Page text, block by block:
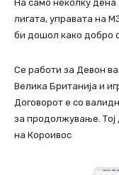
На само неколку
лигата, управата на
би дошол како добро
Се работи за Девон
Велика Британија и
Договорот е со
за продолжување. Тој
на Короивос